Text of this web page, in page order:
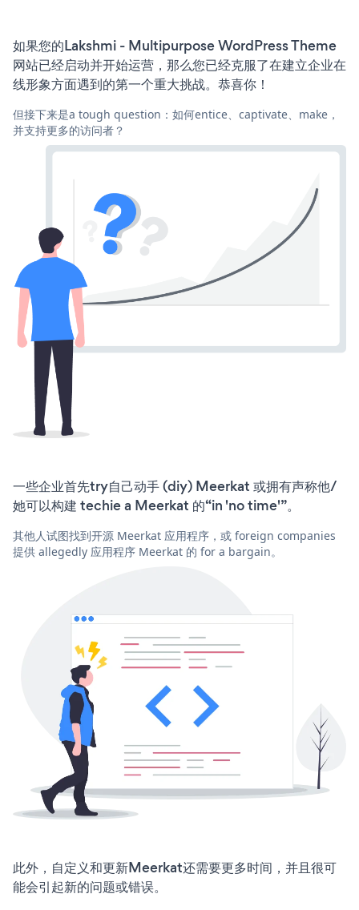
如果您的Lakshmi - Multipurpose WordPress Theme
网站已经启动并开始运营，那么您已经克服了在建立企业在
线形象方面遇到的第一个重大挑战。恭喜你！
但接下来是a tough question：如何entice、captivate、make，
并支持更多的访问者？
一些企业首先try自己动手 (diy) Meerkat 或拥有声称他/
她可以构建 techie a Meerkat 的“in 'no time'”。
其他人试图找到开源 Meerkat 应用程序，或 foreign companies
提供 allegedly 应用程序 Meerkat 的 for a bargain。
此外，自定义和更新Meerkat还需要更多时间，并且很可
能会引起新的问题或错误。